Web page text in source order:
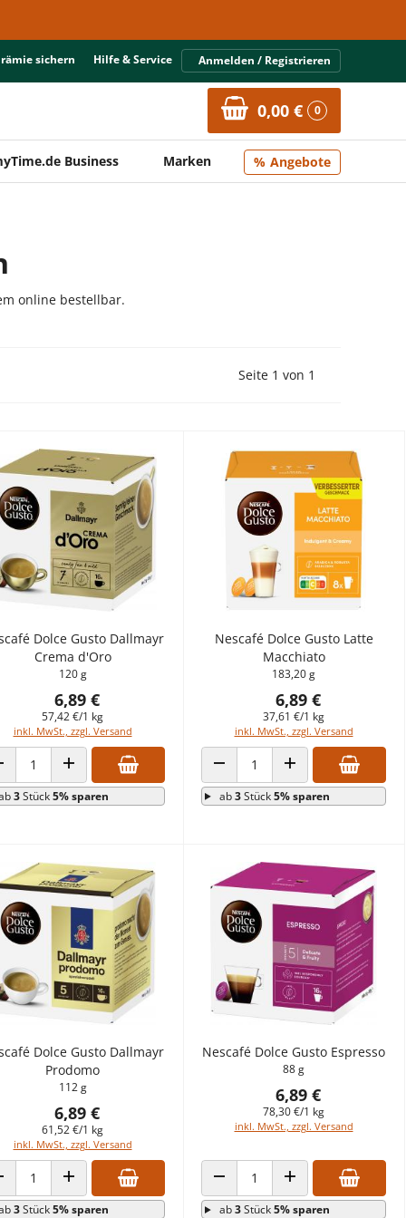
sichern Hilfe & Service Anmelden / Registrieren
0,00 € 0
Business Marken Angebote
online bestellbar.
Vorherige Seite
Seite 1 von 1
Dolce Gusto Dallmayr
Crema d'Oro
120 g
6,89 €
57,42 €/1 kg
inkl. MwSt., zzgl. Versand
VERRINGERN
ANZAHL ERHÖHEN
3Stück5% sparen
Nescafé Dolce Gusto Latte
Macchiato
183,20 g
6,89 €
37,61 €/1 kg
inkl. MwSt., zzgl. Versand
ANZAHL VERRINGERNANZAHL ERHÖHEN
ab3Stück5% sparen
Dolce Gusto Dallmayr
Prodomo
112 g
6,89 €
61,52 €/1 kg
inkl. MwSt., zzgl. Versand
VERRINGERN
ANZAHL ERHÖHEN
3Stück5% sparen
Nescafé Dolce Gusto Espresso
88 g
6,89 €
78,30 €/1 kg
inkl. MwSt., zzgl. Versand
ANZAHL VERRINGERNANZAHL ERHÖHEN
ab3Stück5% sparen